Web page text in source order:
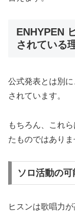
ENHYPEN
されている
公式発表とは別
されています。
もちろん、これ
たものではありま
ソロ活動の可
ヒスンは歌唱力